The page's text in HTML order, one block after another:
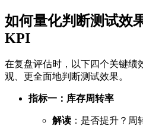
如何量化判断测试效
KPI
在复盘评估时，以下四个关键绩
观、更全面地判断测试效果。
指标一：库存周转率
解读 ：是否提升？周